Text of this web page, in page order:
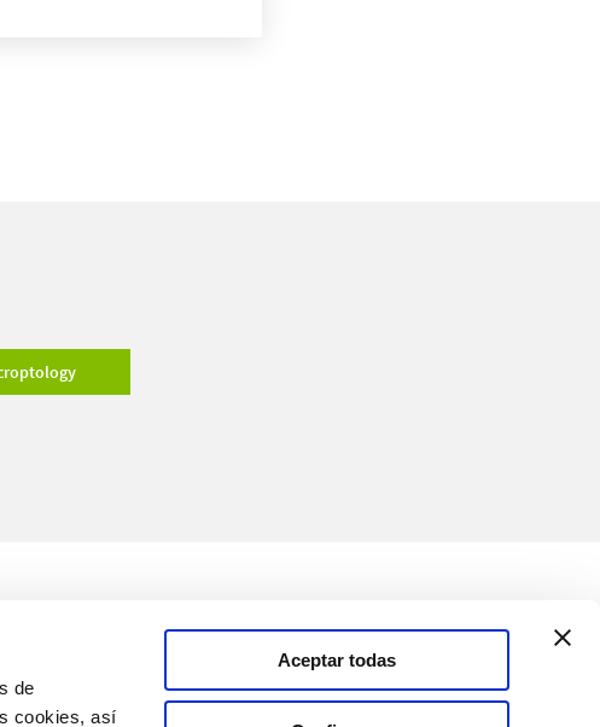
de
cookies, así
Aceptar todas
Canal de comunicación